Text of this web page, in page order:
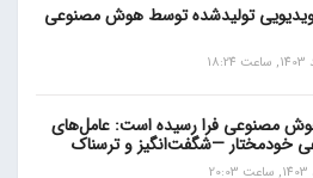
ویدیویی تولیدشده توسط هوش مصنوعی
مصنوعی فرا رسیده است: عامل‌های
—شگفت‌انگیز و ترسناک